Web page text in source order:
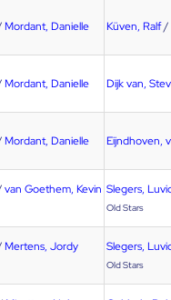
Mordant, Danielle Küven, Ralf/
Mordant, Danielle Dijk van,
Mordant, Danielle Eijndhoven,
van Goethem, Kevin Slegers,
Old Stars
Mertens, Jordy Slegers,
Old Stars